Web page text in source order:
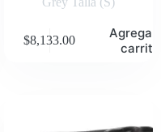
$8,133.00
Agregar
carrito